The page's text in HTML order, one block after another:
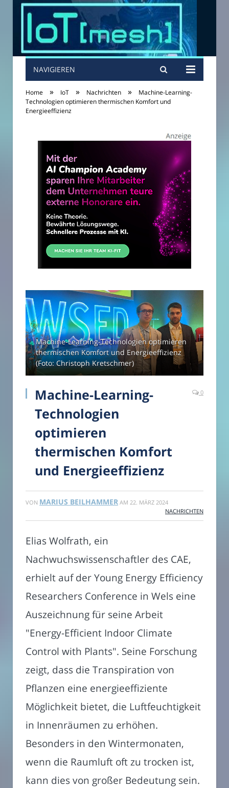
NAVIGIEREN
Home » IoT » Nachrichten »
Machine-Learning-
Technologien optimieren thermischen Komfort und
Energieeffizienz
Machine-Learning-Technologien optimieren
thermischen Komfort und Energieeffizienz
(Foto: Christoph Kretschmer)
Machine-Learning-
Technologien
optimieren
thermischen Komfort
und Energieeffizienz
0
VON MARIUS BEILHAMMER AM 22. MÄRZ 2024
NACHRICHTEN
Elias Wolfrath, ein
Nachwuchswissenschaftler des CAE,
erhielt auf der Young Energy Efficiency
Researchers Conference in Wels eine
Auszeichnung für seine Arbeit
"Energy-Efficient Indoor Climate
Control with Plants". Seine Forschung
zeigt, dass die Transpiration von
Pflanzen eine energieeffiziente
Möglichkeit bietet, die Luftfeuchtigkeit
in Innenräumen zu erhöhen.
Besonders in den Wintermonaten,
wenn die Raumluft oft zu trocken ist,
kann dies von großer Bedeutung sein.